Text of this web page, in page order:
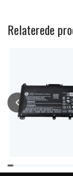
Relaterede
Item